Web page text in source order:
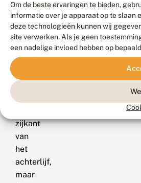
Om de beste ervaringen te bieden,
informatie over je apparaat op te slaan
deze technologieën kunnen wij
site verwerken. Als je geen
een nadelige invloed hebben op
geelvlekheidelibel
hebben
een
vergelijkbaar
patroon
zijkant
van
het
achterlijf,
maar